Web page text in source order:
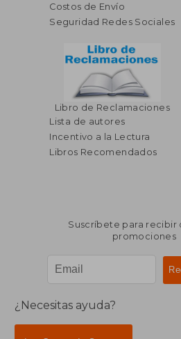
Costos de Envío
Seguridad Redes Sociales
Libro de Reclamaciones
Lista de autores
Incentivo a la Lectura
Libros Recomendados
Suscríbete para recibir
promociones
¿Necesitas ayuda?